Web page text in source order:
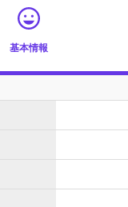
基本情報